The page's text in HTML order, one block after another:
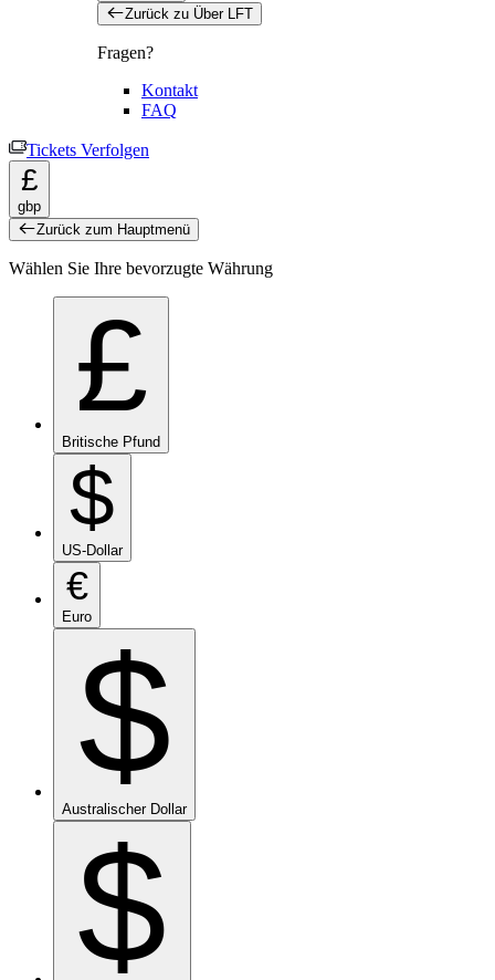
Zurück zu Über LFT
Fragen?
Kontakt
FAQ
Tickets Verfolgen
£
gbp
Zurück zum Hauptmenü
Wählen Sie Ihre bevorzugte Währung
£
Britische Pfund
$
US-Dollar
€
Euro
$
Australischer Dollar
$